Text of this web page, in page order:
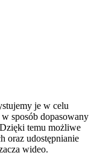
je w celu
sposób dopasowany
temu możliwe
oraz udostępnianie
wideo.